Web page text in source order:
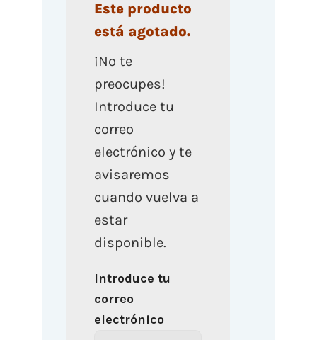
Este producto
está agotado.
¡No te
preocupes!
Introduce tu
correo
electrónico y te
avisaremos
cuando vuelva a
estar
disponible.
Introduce tu
correo
electrónico